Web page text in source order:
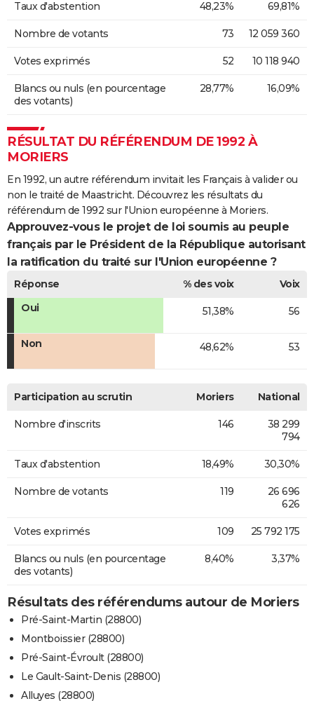
Taux d'abstention 48,23% 69,81%
Nombre de votants 73 12 059 360
Votes exprimés 52 10 118 940
Blancs ou nuls (en pourcentage
des votants)
28,77% 16,09%
RÉSULTAT DU RÉFÉRENDUM DE 1992 À
MORIERS
En 1992, un autre référendum invitait les Français à valider ou
non le traité de Maastricht. Découvrez les résultats du
référendum de 1992 sur l'Union européenne à Moriers.
Approuvez-vous le projet de loi soumis au peuple
français par le Président de la République autorisant
la ratification du traité sur l'Union européenne ?
Réponse % des voix
Voix
Oui
51,38% 56
Non 48,62% 53
Participation au scrutin Moriers National
Nombre d'inscrits 146
38 299
794
Taux d'abstention 18,49% 30,30%
Nombre de votants 119
26 696
626
Votes exprimés 109 25 792 175
Blancs ou nuls (en pourcentage
des votants)
8,40% 3,37%
Résultats des référendums autour de Moriers
Pré-Saint-Martin (28800)
Montboissier (28800)
Pré-Saint-Évroult (28800)
Le Gault-Saint-Denis (28800)
Alluyes (28800)